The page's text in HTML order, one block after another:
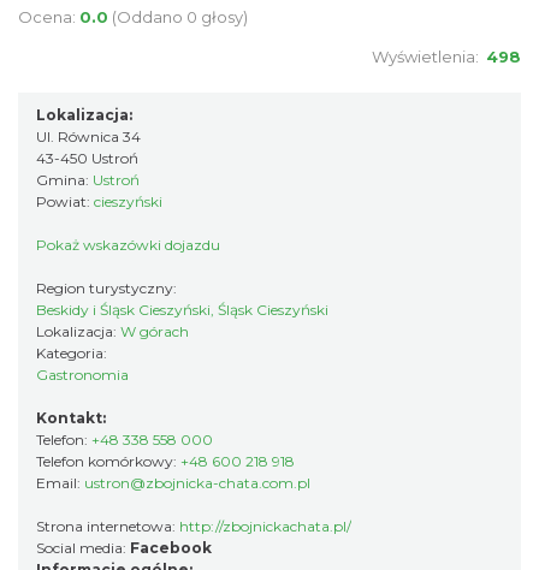
Ocena: 0.0 (Oddano 0 głosy)
Wyświetlenia: 498
Lokalizacja:
Ul. Równica 34
43-450 Ustroń
Gmina: Ustroń
Powiat: cieszyński
Pokaż wskazówki dojazdu
Region turystyczny:
Beskidy i Śląsk Cieszyński, Śląsk Cieszyński
Lokalizacja: W górach
Kategoria:
Gastronomia
Kontakt:
Telefon: +48 338 558 000
Telefon komórkowy: +48 600 218 918
Email: ustron@zbojnicka-chata.com.pl
Strona internetowa: http://zbojnickachata.pl/
Social media: Facebook